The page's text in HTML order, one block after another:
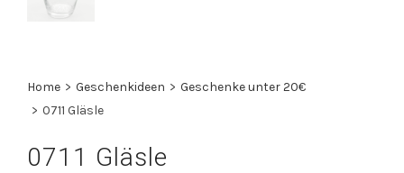
Home > Geschenkideen > Geschenke unter 20€
> 0711 Gläsle
0711 Gläsle